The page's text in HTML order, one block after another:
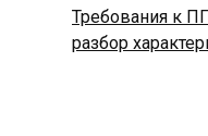
Требования к
разбор